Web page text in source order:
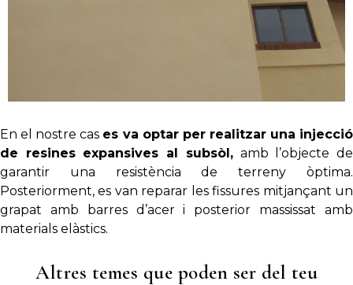
En el nostre cas es va optar per realitzar una injecció
de resines expansives al subsòl,amb l’objecte de
garantir una resistència de terreny òptima.
Posteriorment, es van reparar les fissures mitjançant un
grapat amb barres d’acer i posterior massissat amb
materials elàstics.
Altres temes que poden ser del teu